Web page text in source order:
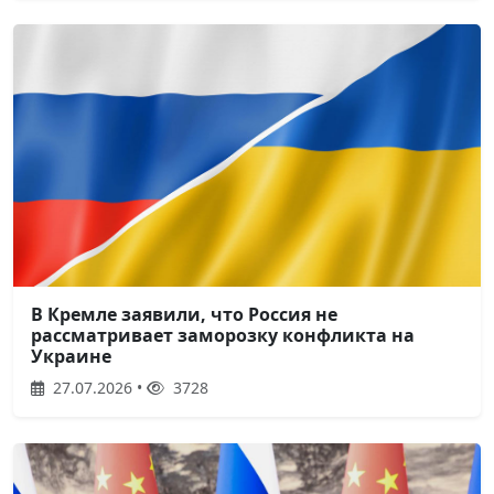
В Кремле заявили, что Россия не
рассматривает заморозку конфликта на
Украине
27.07.2026 • 3728